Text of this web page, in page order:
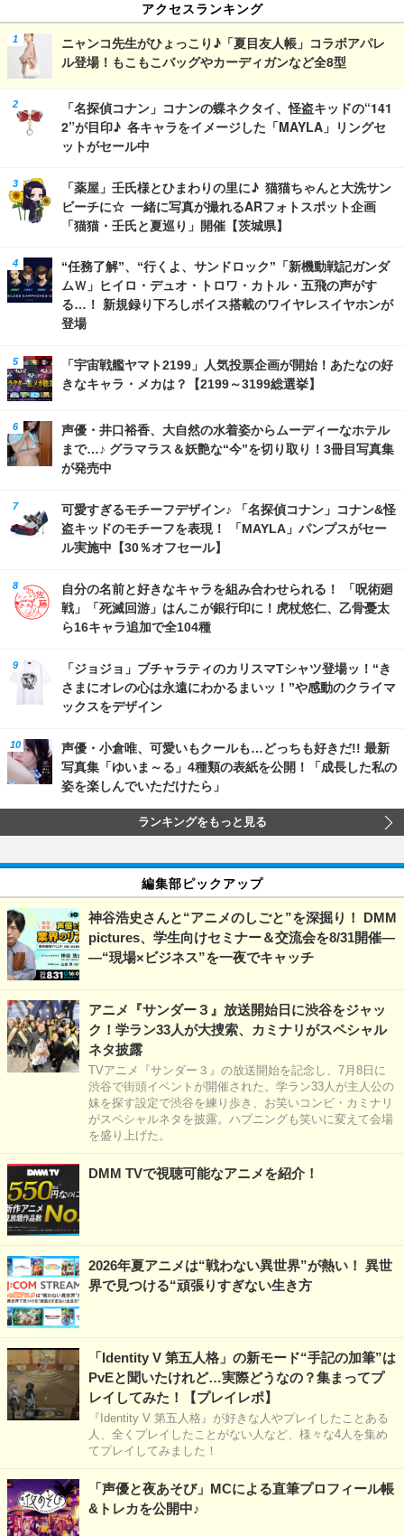
アクセスランキング
ニャンコ先生がひょっこり♪「夏目友人帳」コラボアパレ
ル登場！もこもこバッグやカーディガンなど全8型
「名探偵コナン」コナンの蝶ネクタイ、怪盗キッドの“141
2”が目印♪ 各キャラをイメージした「MAYLA」リングセ
ットがセール中
「薬屋」壬氏様とひまわりの里に♪ 猫猫ちゃんと大洗サン
ビーチに☆ 一緒に写真が撮れるARフォトスポット企画
「猫猫・壬氏と夏巡り」開催【茨城県】
“任務了解”、“行くよ、サンドロック”「新機動戦記ガンダ
ムＷ」ヒイロ・デュオ・トロワ・カトル・五飛の声がす
る…！ 新規録り下ろしボイス搭載のワイヤレスイヤホンが
登場
「宇宙戦艦ヤマト2199」人気投票企画が開始！あたなの好
きなキャラ・メカは？【2199～3199総選挙】
声優・井口裕香、大自然の水着姿からムーディーなホテル
まで…♪ グラマラス＆妖艶な“今”を切り取り！3冊目写真集
が発売中
可愛すぎるモチーフデザイン♪ 「名探偵コナン」コナン&怪
盗キッドのモチーフを表現！ 「MAYLA」パンプスがセー
ル実施中【30％オフセール】
自分の名前と好きなキャラを組み合わせられる！ 「呪術廻
戦」「死滅回游」はんこが銀行印に！虎杖悠仁、乙骨憂太
ら16キャラ追加で全104種
「ジョジョ」ブチャラティのカリスマTシャツ登場ッ！“き
さまにオレの心は永遠にわかるまいッ！”や感動のクライマ
ックスをデザイン
声優・小倉唯、可愛いもクールも…どっちも好きだ!! 最新
写真集「ゆいま～る」4種類の表紙を公開！「成長した私の
姿を楽しんでいただけたら」
ランキングをもっと見る
編集部ピックアップ
神谷浩史さんと“アニメのしごと”を深掘り！ DMM
pictures、学生向けセミナー＆交流会を8/31開催―
―“現場×ビジネス”を一夜でキャッチ
アニメ『サンダー３』放送開始日に渋谷をジャッ
ク！学ラン33人が大捜索、カミナリがスペシャル
ネタ披露
TVアニメ『サンダー３』の放送開始を記念し、7月8日に
渋谷で街頭イベントが開催された。学ラン33人が主人公の
妹を探す設定で渋谷を練り歩き、お笑いコンビ・カミナリ
がスペシャルネタを披露。ハプニングも笑いに変えて会場
を盛り上げた。
DMM TVで視聴可能なアニメを紹介！
2026年夏アニメは“戦わない異世界”が熱い！ 異世
界で見つける“頑張りすぎない生き方
「Identity V 第五人格」の新モード“手記の加筆”は
PvEと聞いたけれど…実際どうなの？集まってプ
レイしてみた！【プレイレポ】
『Identity V 第五人格』が好きな人やプレイしたことある
人、全くプレイしたことがない人など、様々な4人を集め
てプレイしてみました！
「声優と夜あそび」MCによる直筆プロフィール帳
&トレカを公開中♪